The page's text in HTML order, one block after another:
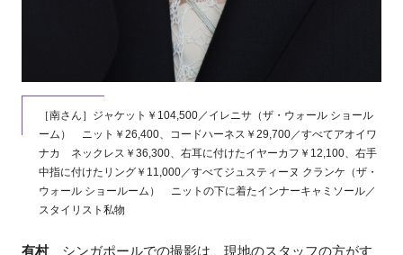
［南さん］ジャケット￥104,500／イレニサ（ザ・ウォール ショール
ーム） ニット￥26,400、コードハーネス￥29,700／すべてアオイワ
ナカ ネックレス￥36,300、右耳に付けたイヤーカフ￥12,100、右手
中指に付けたリング￥11,000／すべてジュスティーヌ クランケ（ザ・
ウォール ショールーム） ニットの下に着たインナーキャミソール／
スタイリスト私物
有村シンガポールでの撮影は、現地のスタッフの方がす